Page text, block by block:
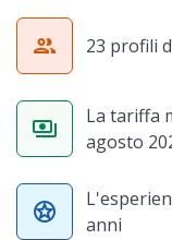
group 23 profili
payments
La tariffa
agosto
stars
anni